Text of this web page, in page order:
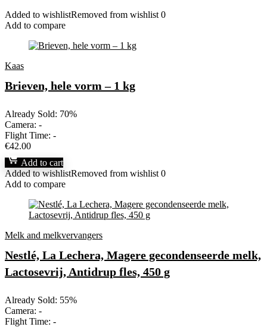
Added to wishlistRemoved from wishlist 0
Add to compare
Kaas
Brieven, hele vorm – 1 kg
Already Sold: 70%
Camera: -
Flight Time: -
€42.00
Add to cart
Added to wishlistRemoved from wishlist 0
Add to compare
Melk and melkvervangers
Nestlé, La Lechera, Magere gecondenseerde melk,
Lactosevrij, Antidrup fles, 450 g
Already Sold: 55%
Camera: -
Flight Time: -